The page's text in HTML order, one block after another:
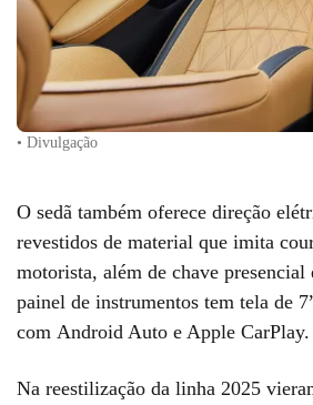
• Divulgação
O sedã também oferece direção
revestidos de material que imita
motorista, além de chave
painel de instrumentos tem tela de
com Android Auto e Apple CarPlay.
Na reestilização da linha 2025